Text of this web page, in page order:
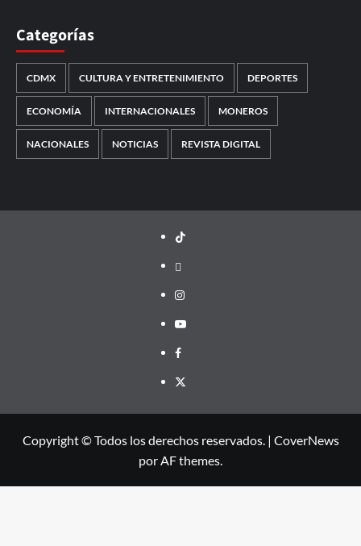
Categorías
CDMX CULTURA Y ENTRETENIMIENTO DEPORTES
ECONOMÍA INTERNACIONALES MONEROS
NACIONALES NOTICIAS REVISTA DIGITAL
TikTok
threads
Instagram
Youtube
Facebook
X
Copyright © Todos los derechos reservados. | CoverNews
por AF themes.